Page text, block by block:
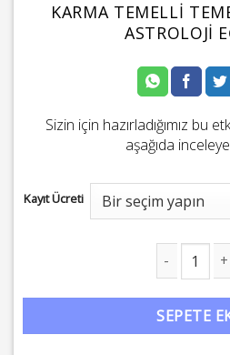
KARMA TEMELLI
ASTROLOJI
Sizin için hazırladığımız bu
aşağıda
Kayıt Ücreti
SEPETE